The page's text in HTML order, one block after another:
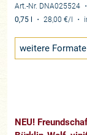
Art.-Nr. DNA025524
0,75 l
・28,00 €/l ・
weitere
NEU!